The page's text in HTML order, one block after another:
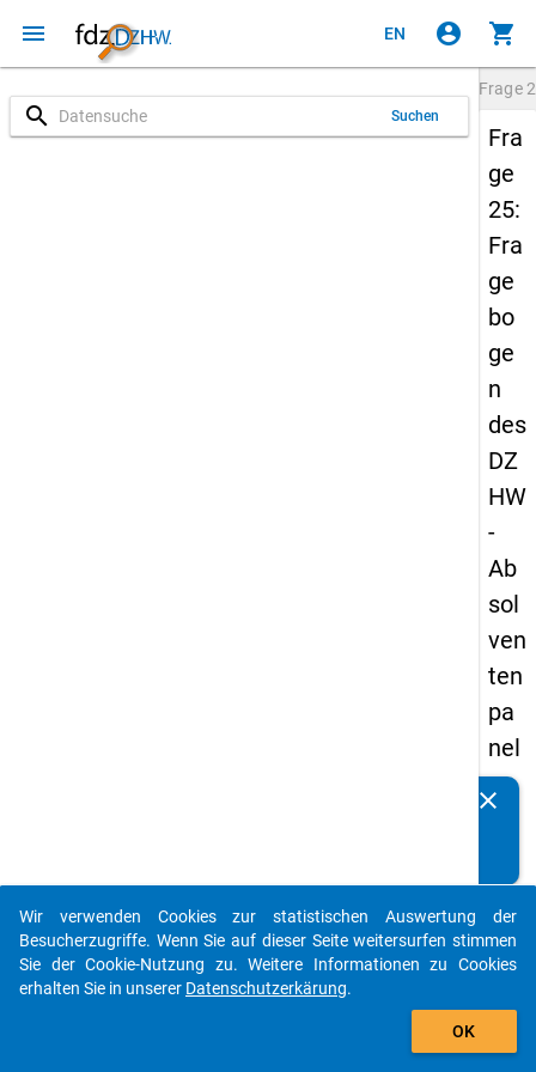
menu EN account_circle shopping_cart
search Suchen
Frage
Fra
ge
25:
Fra
ge
bo
ge
n
des
DZ
HW
-
Ab
sol
ven
ten
pa
nel
s
-
zw
eit
clear
auto_stories
add_shopping_cart
Wir verwenden Cookies zur statistischen Auswertung der
Besucherzugriffe. Wenn Sie auf dieser Seite weitersurfen stimmen
Sie der Cookie-Nutzung zu. Weitere Informationen zu Cookies
erhalten Sie in unserer Datenschutzerkärung.
OK